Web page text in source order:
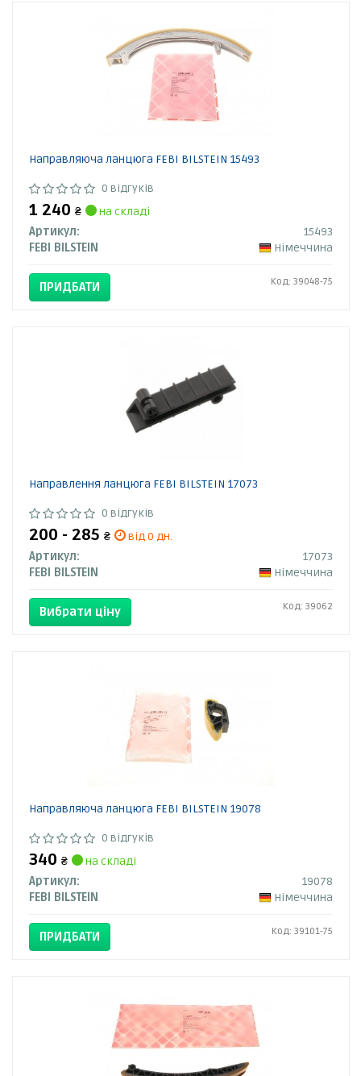
Направляюча ланцюга FEBI BILSTEIN 15493
0 відгуків
1 240 ₴
на складі
Артикул:
15493
FEBI BILSTEIN
Німеччина
ПРИДБАТИ Код: 39048-75
Направлення ланцюга FEBI BILSTEIN 17073
0 відгуків
200 - 285 ₴
від 0 дн.
Артикул:
17073
FEBI BILSTEIN
Німеччина
Вибрати ціну Код: 39062
Направляюча ланцюга FEBI BILSTEIN 19078
0 відгуків
340 ₴
на складі
Артикул:
19078
FEBI BILSTEIN
Німеччина
ПРИДБАТИ Код: 39101-75